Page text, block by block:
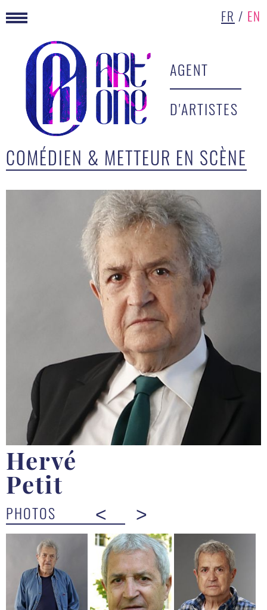
FR / EN
AGENT
D'ARTISTES
COMÉDIEN & METTEUR EN SCÈNE
Hervé
Petit
PHOTOS < >